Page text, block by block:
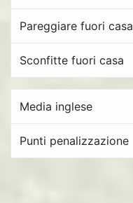
Pareggiare fuori casa
Sconfitte fuori casa
Media inglese
Punti penalizzazione